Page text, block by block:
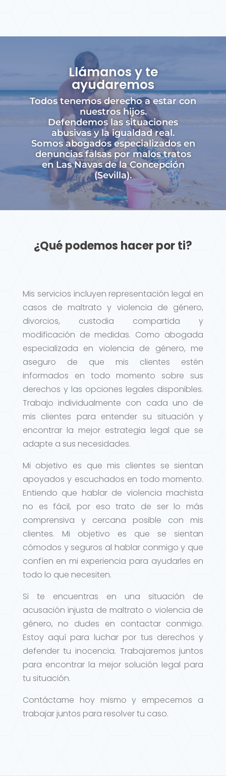
Llámanos y te
ayudaremos
Todos tenemos derecho a estar con
nuestros hijos.
Defendemos las situaciones
abusivas y la igualdad real.
Somos abogados especializados en
denuncias falsas por malos tratos
en Las Navas de la Concepción
(Sevilla).
¿Qué podemos hacer por ti?
Mis servicios incluyen representación legal en
casos de maltrato y violencia de género,
divorcios, custodia compartida y
modificación de medidas. Como abogada
especializada en violencia de género, me
aseguro de que mis clientes estén
informados en todo momento sobre sus
derechos y las opciones legales disponibles.
Trabajo individualmente con cada uno de
mis clientes para entender su situación y
encontrar la mejor estrategia legal que se
adapte a sus necesidades.
Mi objetivo es que mis clientes se sientan
apoyados y escuchados en todo momento.
Entiendo que hablar de violencia machista
no es fácil, por eso trato de ser lo más
comprensiva y cercana posible con mis
clientes. Mi objetivo es que se sientan
cómodos y seguros al hablar conmigo y que
confíen en mi experiencia para ayudarles en
todo lo que necesiten.
Si te encuentras en una situación de
acusación injusta de maltrato o violencia de
género, no dudes en contactar conmigo.
Estoy aquí para luchar por tus derechos y
defender tu inocencia. Trabajaremos juntos
para encontrar la mejor solución legal para
tu situación.
Contáctame hoy mismo y empecemos a
trabajar juntos para resolver tu caso.